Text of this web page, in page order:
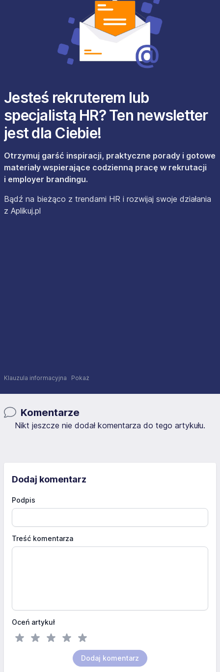
Jesteś rekruterem lub
specjalistą HR? Ten newsletter
jest dla Ciebie!
Otrzymuj garść inspiracji, praktyczne porady i gotowe
materiały wspierające codzienną pracę w rekrutacji
i employer brandingu.
Bądź na bieżąco z trendami HR i rozwijaj swoje działania
z Aplikuj.pl
Klauzula informacyjna Pokaż
Komentarze
Nikt jeszcze nie dodał komentarza do tego artykułu.
Dodaj komentarz
Podpis
Treść komentarza
Oceń artykuł
Dodaj komentarz